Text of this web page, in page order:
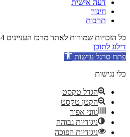
דעה אישית
חינוך
תרבות
כל הזכויות שמורות לאתר מרכז העניינים 2024
דילוג לתוכן
פתח סרגל נגישות
כלי נגישות
הגדל טקסט
הקטן טקסט
גווני אפור
ניגודיות גבוהה
ניגודיות הפוכה